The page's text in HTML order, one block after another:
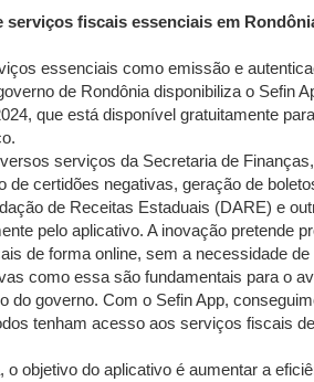
fiscais essenciais em
essenciais como emissão e
de Rondônia disponibiliza o Sefin
que está disponível gratuitamente
serviços da Secretaria de
certidões negativas, geração de
de Receitas Estaduais (DARE) e
pelo aplicativo. A inovação pretende
de forma online, sem a necessidade
como essa são fundamentais para o
governo. Com o Sefin App,
tenham acesso aos serviços fiscais
objetivo do aplicativo é aumentar a